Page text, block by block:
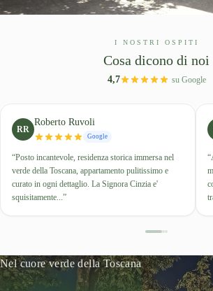
I NOSTRI OSPITI
Cosa dicono di noi
4,7 su Google
RR
Roberto Ruvoli
Google
“Posto incantevole, residenza storica immersa nel
verde della Toscana, appartamento pulitissimo e
curato in ogni dettaglio. La Signora Cinzia e'
squisitamente...”
“
Nel cuore verde della Toscana